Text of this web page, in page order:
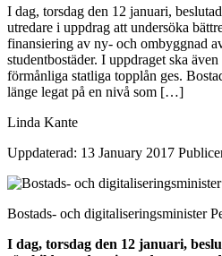
I dag, torsdag den 12 januari,
utredare i uppdrag att undersöka
finansiering av ny- och ombyggnad
studentbostäder. I uppdraget ska
förmånliga statliga topplån ges.
länge legat på en nivå som […]
Linda Kante
Uppdaterad: 13 January 2017
Bostads- och digitaliseringsminister
I dag, torsdag den 12 januari,